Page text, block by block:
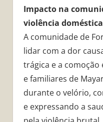
Impacto na
violência doméstica
A comunidade de
lidar com a dor
trágica e a
e familiares de
durante o velório,
e expressando a